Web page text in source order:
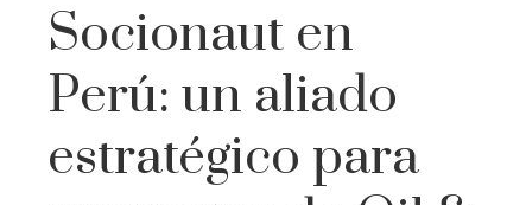
Socionaut en
Perú: un aliado
estratégico para